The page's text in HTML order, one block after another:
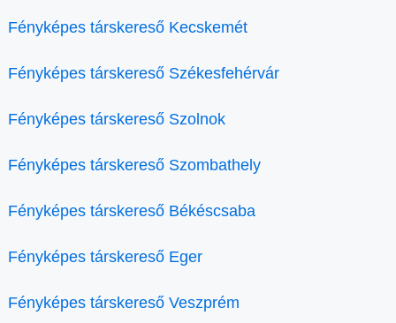
Fényképes társkereső Kecskemét
Fényképes társkereső Székesfehérvár
Fényképes társkereső Szolnok
Fényképes társkereső Szombathely
Fényképes társkereső Békéscsaba
Fényképes társkereső Eger
Fényképes társkereső Veszprém